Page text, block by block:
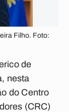
Filho. Foto:
de
nesta
do Centro
(CRC)